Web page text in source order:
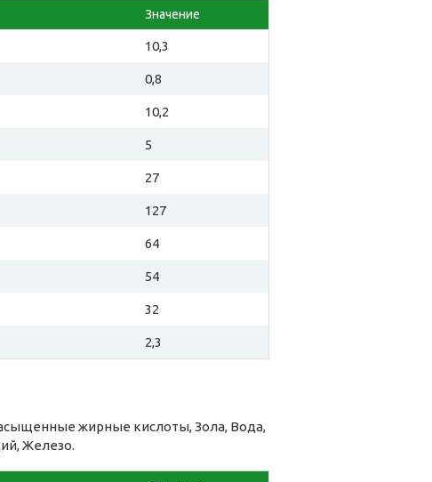
Значение
10,3
0,8
10,2
5
27
127
64
54
32
2,3
жирные кислоты, Зола, Вода,
Железо.